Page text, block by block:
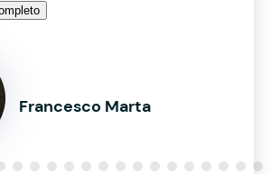
Francesco Marta